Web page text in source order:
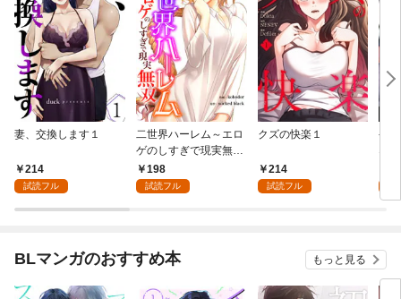
妻、交換します１
214
試読フル
二世界ハーレム～エロ
ゲのしすぎで現実無双
～１198
試読フル
クズの快楽１
214
試読フル
や
な
BLマンガのおすすめ本 もっと見る